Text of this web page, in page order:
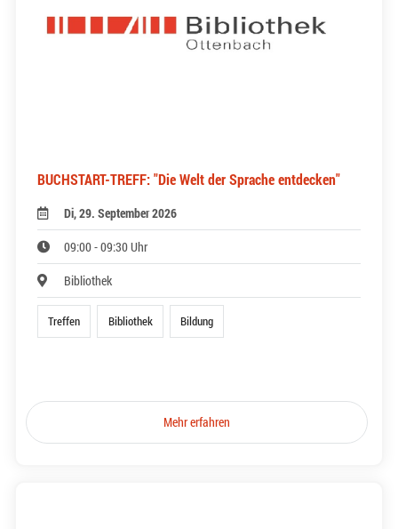
BUCHSTART-TREFF: "Die Welt der Sprache entdecken"
Di, 29. September 2026
09:00 - 09:30 Uhr
Bibliothek
Treffen Bibliothek Bildung
Mehr erfahren